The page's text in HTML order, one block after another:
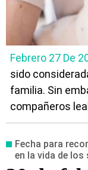
Febrero 27 De
sido
familia. Sin
compañeros
Fecha para
en la vida de los